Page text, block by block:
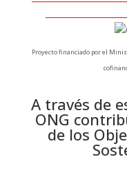
Proyecto financiado por el
A través de
ONG
de los